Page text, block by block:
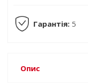
Гарантія: 5
Опис